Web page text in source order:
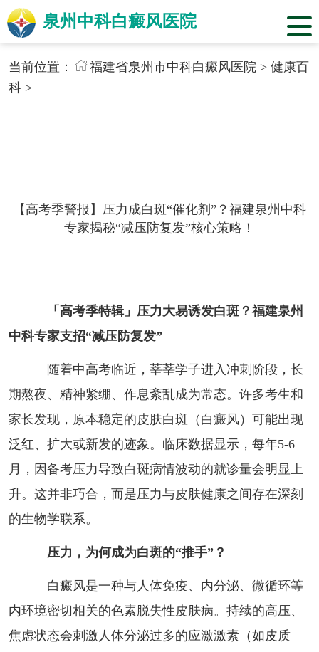
泉州中科白癜风医院
当前位置： 福建省泉州市中科白癜风医院> 健康百
科>
【高考季警报】压力成白斑“催化剂”？福建泉州中科
专家揭秘“减压防复发”核心策略！
「高考季特辑」压力大易诱发白斑？福建泉州
中科专家支招“减压防复发”
随着中高考临近，莘莘学子进入冲刺阶段，长
期熬夜、精神紧绷、作息紊乱成为常态。许多考生和
家长发现，原本稳定的皮肤白斑（白癜风）可能出现
泛红、扩大或新发的迹象。临床数据显示，每年5-6
月，因备考压力导致白斑病情波动的就诊量会明显上
升。这并非巧合，而是压力与皮肤健康之间存在深刻
的生物学联系。
压力，为何成为白斑的“推手”？
白癜风是一种与人体免疫、内分泌、微循环等
内环境密切相关的色素脱失性皮肤病。持续的高压、
焦虑状态会刺激人体分泌过多的应激激素（如皮质